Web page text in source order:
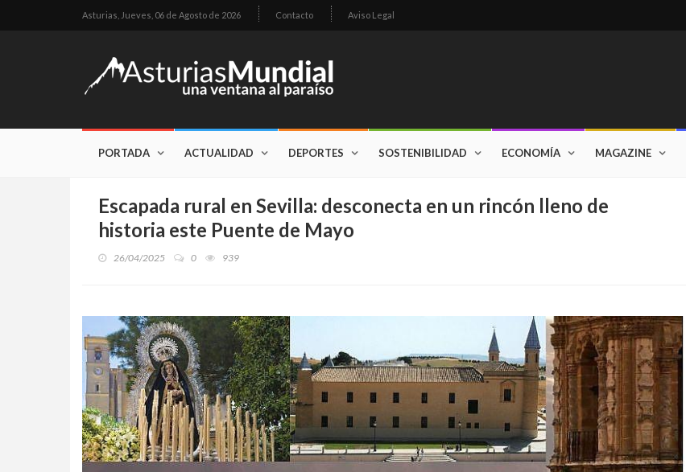
Asturias, Jueves, 06 de Agosto de 2026 Contacto Aviso Legal
PORTADA ACTUALIDAD DEPORTES SOSTENIBILIDAD ECONOMÍA MAGAZINE
Escapada rural en Sevilla: desconecta en un rincón lleno de
historia este Puente de Mayo
26/04/2025 0 939